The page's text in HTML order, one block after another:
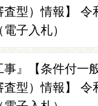
査型）情報】
子入札）
事』【条件付一
査型）情報】